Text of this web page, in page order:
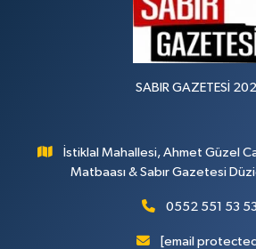
SABIR GAZETESİ
İstiklal Mahallesi, Ahmet Güzel
Matbaası & Sabır Gazetesi
0552 551 53 53
[email